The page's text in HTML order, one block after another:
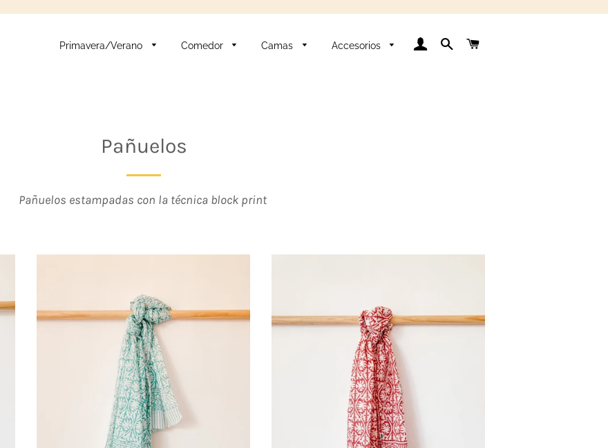
Primavera/Verano Comedor Camas Accesorios Se connecter
Rechercher
Panier
Pañuelos
Pañuelos estampadas con la técnica block print